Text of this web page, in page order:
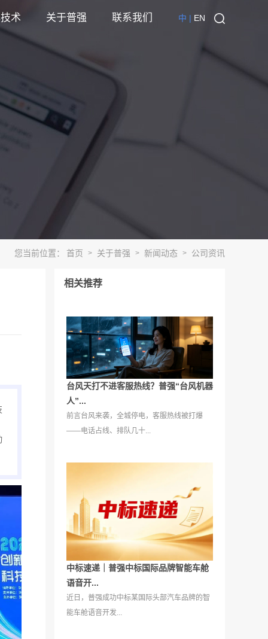
术 关于普强 联系我们 EN
中 |
您当前位置： 首页 > 关于普强 > 新闻动态 > 公司资讯
相关推荐
台风天打不进客服热线？普强“台风机器
人”...
前言台风来袭，全城停电，客服热线被打爆
——电话占线、排队几十...
中标速递｜普强中标国际品牌智能车舱
语音开...
近日，普强成功中标某国际头部汽车品牌的智
能车舱语音开发...